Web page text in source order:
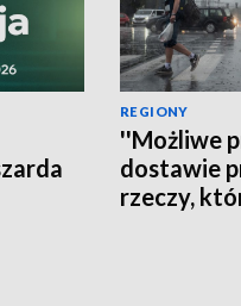
REGIONY
''Możliwe
dostawie
rzeczy,